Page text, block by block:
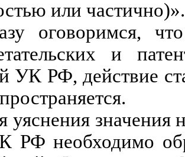
или частично)».
оговоримся,
и
УК РФ, действие
уяснения значения
РФ необходимо